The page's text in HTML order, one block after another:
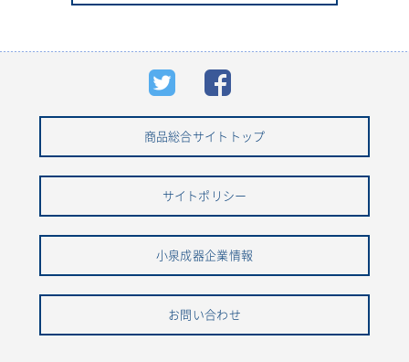
商品総合サイトトップ
サイトポリシー
小泉成器企業情報
お問い合わせ